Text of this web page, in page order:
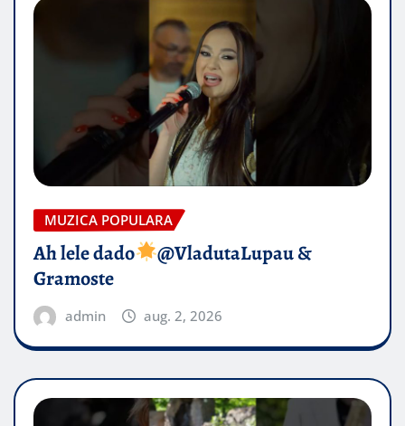
MUZICA POPULARA
Ah lele dado​
@VladutaLupau &
Gramoste
admin aug. 2, 2026